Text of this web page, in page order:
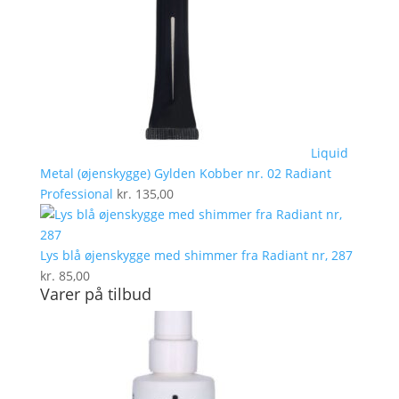
Liquid
Metal (øjenskygge) Gylden Kobber nr. 02 Radiant
Professional kr. 135,00
Lys blå øjenskygge med shimmer fra Radiant nr, 287
kr. 85,00
Varer på tilbud